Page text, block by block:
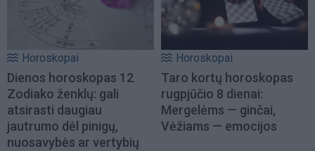
Horoskopai
Dienos horoskopas 12
Zodiako ženklų: gali
atsirasti daugiau
jautrumo dėl pinigų,
nuosavybės ar vertybių
Horoskopai
Taro kortų horoskopas
rugpjūčio 8 dienai:
Mergelėms — ginčai,
Vėžiams — emocijos